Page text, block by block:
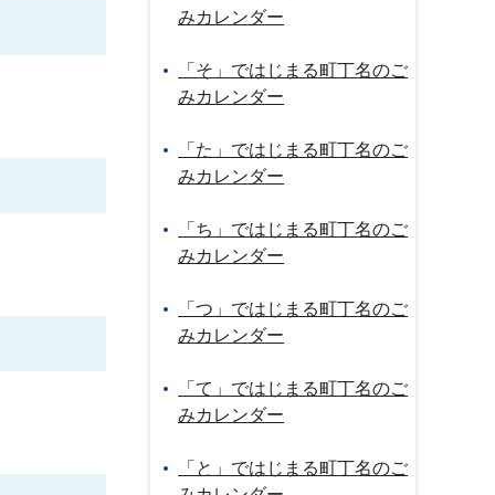
みカレンダー
「そ」ではじまる町丁名のご
みカレンダー
「た」ではじまる町丁名のご
みカレンダー
「ち」ではじまる町丁名のご
みカレンダー
「つ」ではじまる町丁名のご
みカレンダー
「て」ではじまる町丁名のご
みカレンダー
「と」ではじまる町丁名のご